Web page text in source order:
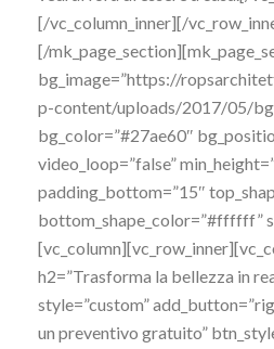
[/vc_column_inner][/
[/
bg_image=”https://
p-content/uploads/2017/05/
bg_color=”#27ae60″
video_loop=”false”
padding_bottom=”15″
bottom_shape_color=”#ffffff”
h2=”Trasforma la bellezza in
style=”custom”
un preventivo gratuito”